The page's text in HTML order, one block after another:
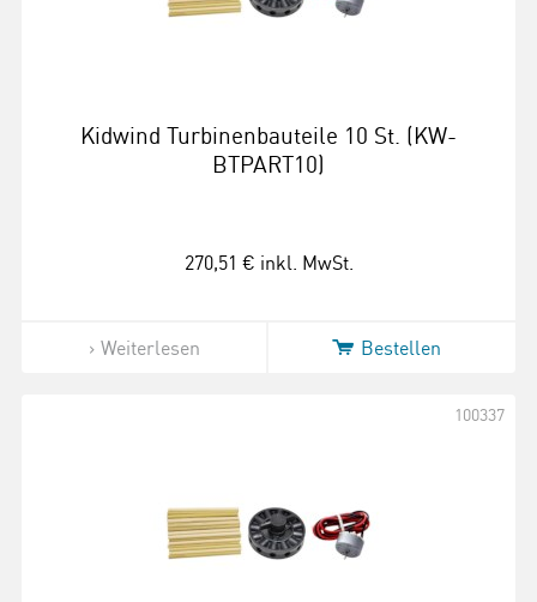
Kidwind Turbinenbauteile 10 St. (KW-
BTPART10)
270,51 € inkl. MwSt.
Weiterlesen Bestellen
100337